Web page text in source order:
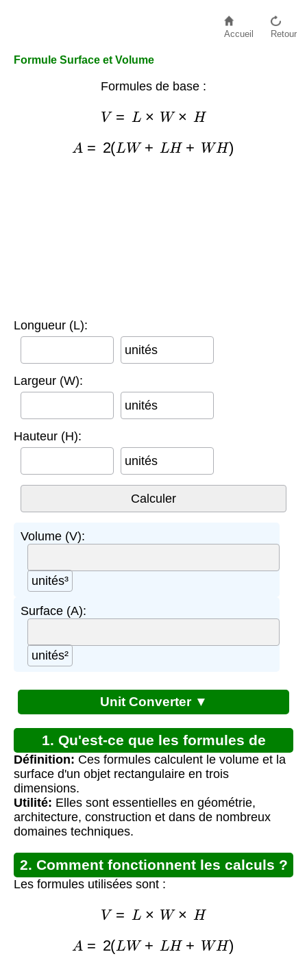
Accueil Retour
Formule Surface et Volume
Formules de base :
=L × W× H
2
Longueur (L):
unités
Largeur (W):
unités
Hauteur (H):
unités
Volume (V):
unités³
Surface (A):
unités²
Unit Converter ▼
1. Qu'est-ce que les formules de
surface et volume ?
Définition: Ces formules calculent le volume et la
surface d'un objet rectangulaire en trois
dimensions.
Utilité: Elles sont essentielles en géométrie,
architecture, construction et dans de nombreux
domaines techniques.
2. Comment fonctionnent les calculs ?
Les formules utilisées sont :
=L × W× H
2